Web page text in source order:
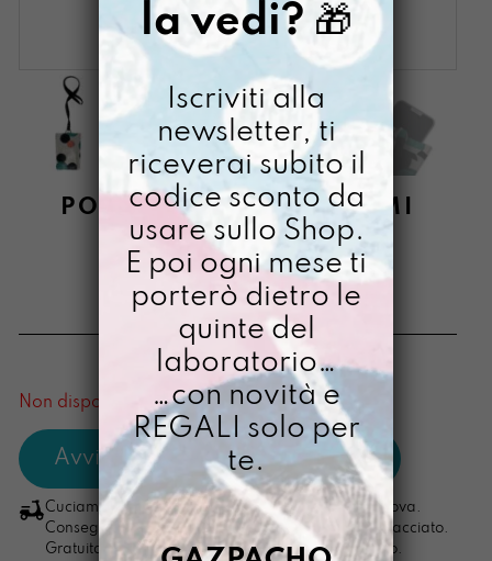
PORTACELLULINO LLUMI
DIPINTO A MANO
RICOMINCIOLEDÌ
€ 44,00
[ Porta cellulare ]
Non disponibile al momento
Cuciamo ogni ordine nel nostro laboratorio di Padova.
Consegna in 4/5 giorni lavorativi, pacco sempre tracciato.
Gratuita per ordini di importo superiore ai 100 euro.
la vedi? 🎁
Iscriviti alla
newsletter, ti
riceverai subito il
codice sconto da
usare sullo Shop.
E poi ogni mese ti
porterò dietro le
quinte del
laboratorio…
…con novità e
REGALI solo per
te.